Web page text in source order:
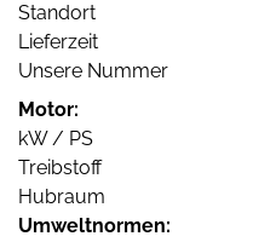
Standort
Lieferzeit
Unsere Nummer
Motor:
kW / PS
Treibstoff
Hubraum
Umweltnormen: